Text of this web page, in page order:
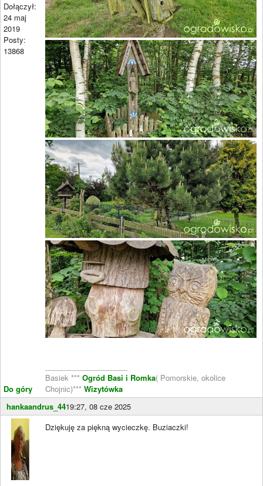
Dołączył:
24 maj
2019
Posty:
13868
Do góry
Basiek *** Ogród Basi i Romka( Pomorskie, okolice
Chojnic)*** Wizytówka
hankaandrus_4419:27, 08 cze 2025
Dziękuję za piękną wycieczkę. Buziaczki!